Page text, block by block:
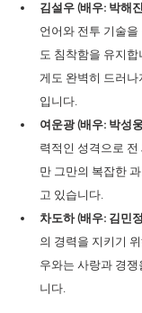
김설우 (배우: 박해
언어와 전투 기술
도 침착함을 유지
게도 완벽히 드러
입니다.
여운광 (배우: 박성
력적인 성격으로
만 그만의 복잡한
고 있습니다.
차도하 (배우: 김민
의 경력을 지키기
우와는 사랑과 경
니다.